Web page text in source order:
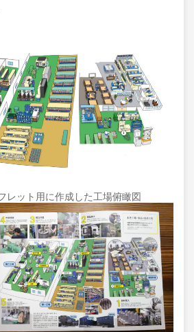
レット用に作成した工場俯瞰図